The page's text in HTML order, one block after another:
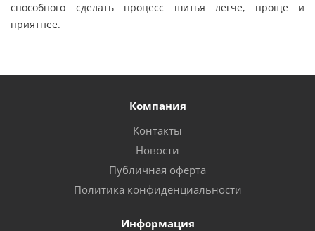
способного сделать процесс шитья легче, проще и
приятнее.
Компания
Контакты
Новости
Публичная оферта
Политика конфиденциальности
Информация